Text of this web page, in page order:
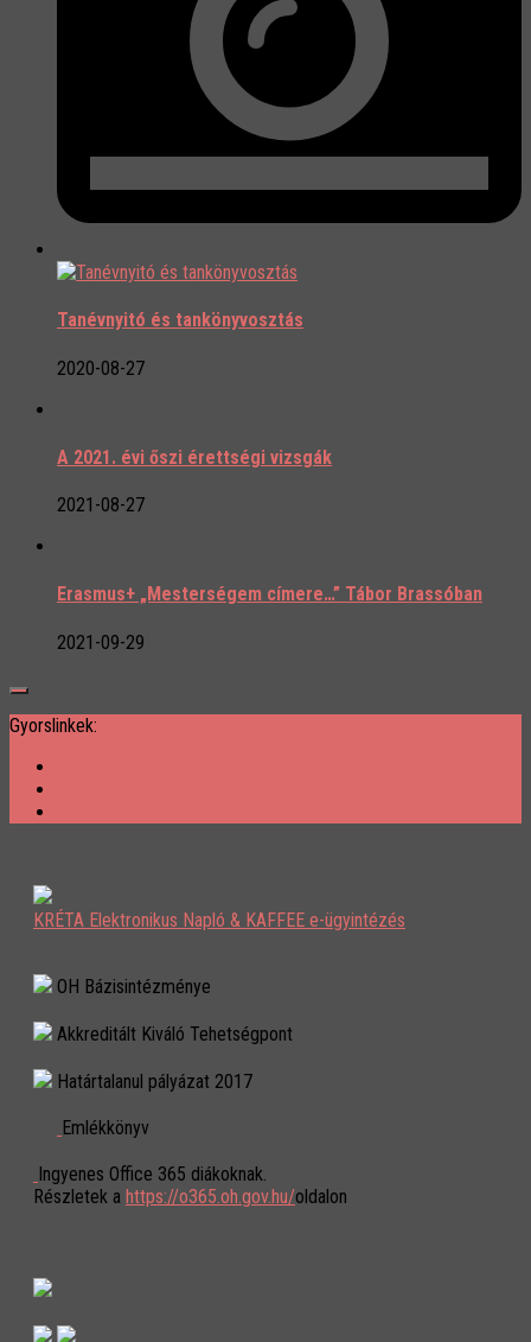
Tanévnyitó és tankönyvosztás
2020-08-27
A 2021. évi őszi érettségi vizsgák
2021-08-27
Erasmus+ „Mesterségem címere…” Tábor Brassóban
2021-09-29
Gyorslinkek:
KRÉTA Elektronikus Napló & KAFFEE e-ügyintézés
OH Bázisintézménye
Akkreditált Kiváló Tehetségpont
Határtalanul pályázat 2017
Emlékkönyv
Ingyenes Office 365 diákoknak.
Részletek a https://o365.oh.gov.hu/oldalon